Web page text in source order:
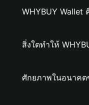
WHYBUY Wallet
สิ่งใดทำให้
ศักยภาพในอนาคต